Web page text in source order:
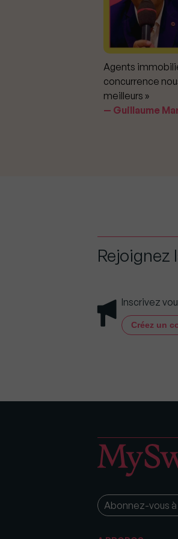
Agents
concurrence
meilleurs »
Guillaume
Inscrivez
Créez un
Abonnez-vous